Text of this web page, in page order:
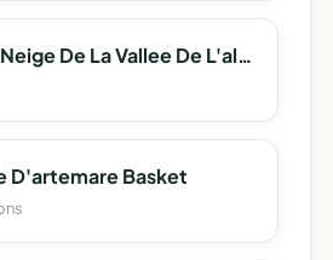
Mercredis De Neige De La Vallee De L'albarine
D'artemare Basket